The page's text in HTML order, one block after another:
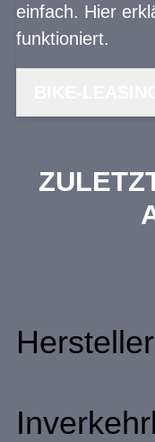
einfach. Hier
funktioniert.
Hersteller